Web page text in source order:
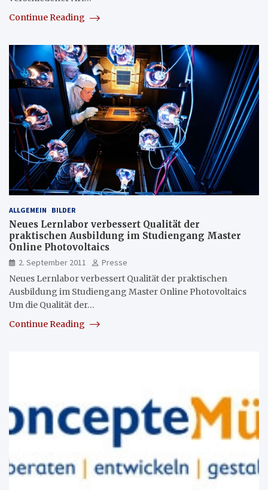
Continue Reading
ALLGEMEIN BILDER
Neues Lernlabor verbessert Qualität der
praktischen Ausbildung im Studiengang Master
Online Photovoltaics
2. September 2011
Presse
Neues Lernlabor verbessert Qualität der praktischen
Ausbildung im Studiengang Master Online Photovoltaics
Um die Qualität der…
Continue Reading